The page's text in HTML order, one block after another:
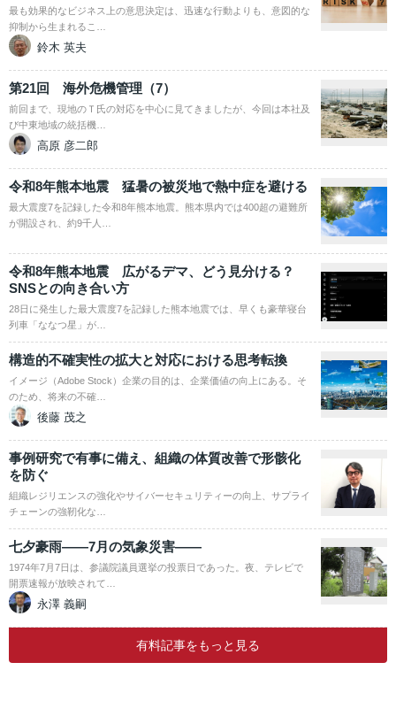
最も効果的なビジネス上の意思決定は、迅速な行動よりも、意図的な
抑制から生まれるこ…
鈴木 英夫
第21回 海外危機管理（7）
前回まで、現地のＴ氏の対応を中心に見てきましたが、今回は本社及
び中東地域の統括機…
高原 彦二郎
令和8年熊本地震 猛暑の被災地で熱中症を避ける
最大震度7を記録した令和8年熊本地震。熊本県内では400超の避難所
が開設され、約9千人…
令和8年熊本地震 広がるデマ、どう見分ける？
SNSとの向き合い方
28日に発生した最大震度7を記録した熊本地震では、早くも豪華寝台
列車「ななつ星」が…
構造的不確実性の拡大と対応における思考転換
イメージ（Adobe Stock）企業の目的は、企業価値の向上にある。そ
のため、将来の不確…
後藤 茂之
事例研究で有事に備え、組織の体質改善で形骸化
を防ぐ
組織レジリエンスの強化やサイバーセキュリティーの向上、サプライ
チェーンの強靭化な…
七夕豪雨――7月の気象災害――
1974年7月7日は、参議院議員選挙の投票日であった。夜、テレビで
開票速報が放映されて…
永澤 義嗣
有料記事をもっと見る